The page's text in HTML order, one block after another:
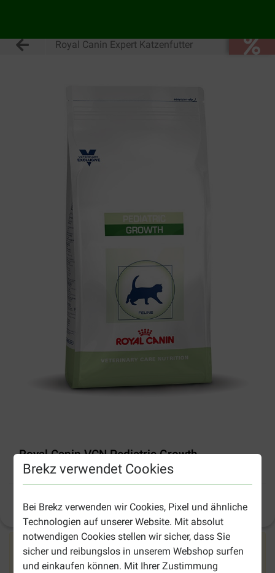
Brekz verwendet Cookies
Bei Brekz verwenden wir Cookies, Pixel und ähnliche
Technologien auf unserer Website. Mit absolut
notwendigen Cookies stellen wir sicher, dass Sie
sicher und reibungslos in unserem Webshop surfen
und einkaufen können. Mit Ihrer Zustimmung
Royal Canin Expert Katzenfutter
Royal Canin VCN Pediatric Growth
Katzenfutter
(11) Produktinformation
Dieses Produkt ist momentan leider ausverkauft.
Neue Ware für Sie ist unterwegs.